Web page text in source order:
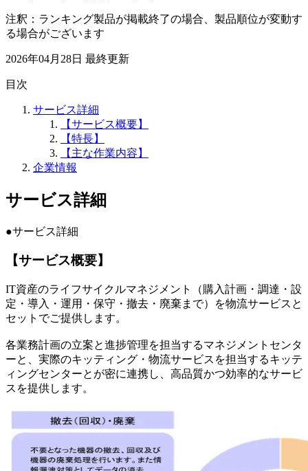
注釈：ランキング製品が掲載終了の場合、製品順位が変動す
る場合がございます
2026年04月28日 最終更新
目次
サービス詳細
【サービス概要】
【特長】
【主な作業内容】
企業情報
サービス詳細
●サービス詳細
【サービス概要】
IT資産のライフサイクルマネジメント（購入計画・調達・設
定・導入・運用・保守・撤去・廃棄まで）を物流サービスと
セットでご提供します。
各業務計画の立案と進捗管理を担当するマネジメントセンタ
ーと、実際のキッティング・物流サービスを担当するキッテ
ィングセンターとが密に連携し、高品質かつ効率的なサービ
スを提供します。